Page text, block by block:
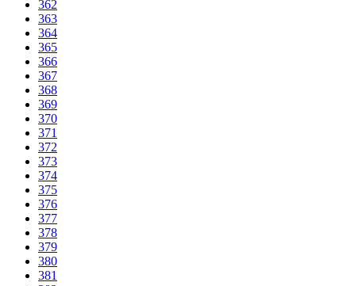
362
363
364
365
366
367
368
369
370
371
372
373
374
375
376
377
378
379
380
381